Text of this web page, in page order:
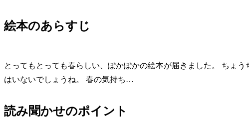
絵本のあらすじ
とってもとっても春らしい、ぽかぽかの絵本が届きました。 ちょ
はいないでしょうね。 春の気持ち…
読み聞かせのポイント